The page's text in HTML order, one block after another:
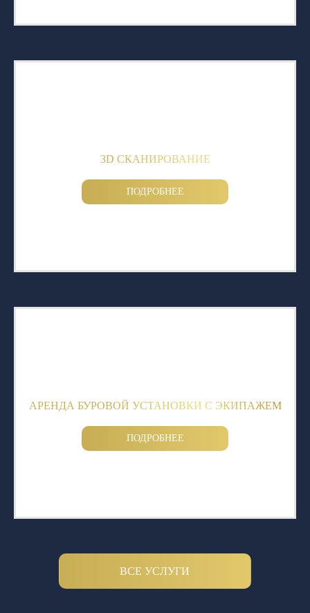
3D СКАНИРОВАНИЕ
ПОДРОБНЕЕ
АРЕНДА БУРОВОЙ УСТАНОВКИ С ЭКИПАЖЕМ
ПОДРОБНЕЕ
ВСЕ УСЛУГИ